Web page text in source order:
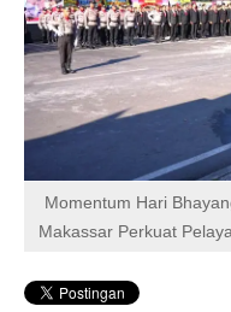
Momentum Hari
Makassar Perkuat